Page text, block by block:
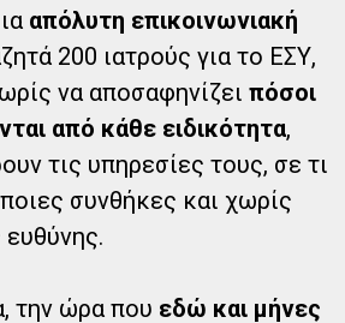
απόλυτη επικοινωνιακή
200 ιατρούς για το ΕΣΥ,
να αποσαφηνίζειπόσοι
από κάθε ειδικότητα,
τις υπηρεσίες τους, σε τι
συνθήκες και χωρίς
την ώρα που εδώ και μήνες